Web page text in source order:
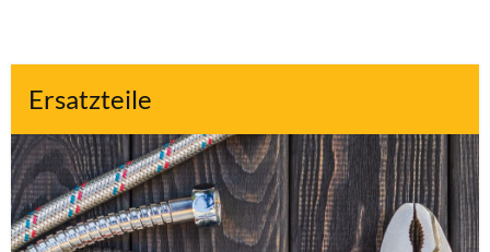
Ersatzteile